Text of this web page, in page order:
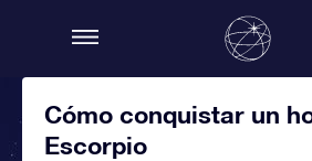
Cómo conquistar un
Escorpio